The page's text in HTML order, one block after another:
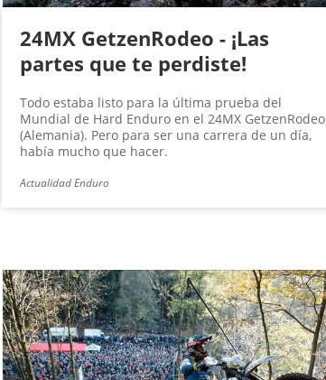
24MX GetzenRodeo - ¡Las
partes que te perdiste!
Todo estaba listo para la última prueba del
Mundial de Hard Enduro en el 24MX GetzenRodeo
(Alemania). Pero para ser una carrera de un día,
había mucho que hacer.
Actualidad Enduro